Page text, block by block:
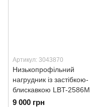
Артикул: 3043870
Низькопрофільний
нагрудник із застібкою-
блискавкою LBT-2586M
9 000 грн